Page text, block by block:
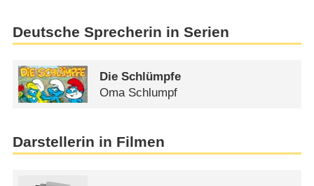
Deutsche Sprecherin in Serien
Die Schlümpfe
Oma Schlumpf
Darstellerin in Filmen